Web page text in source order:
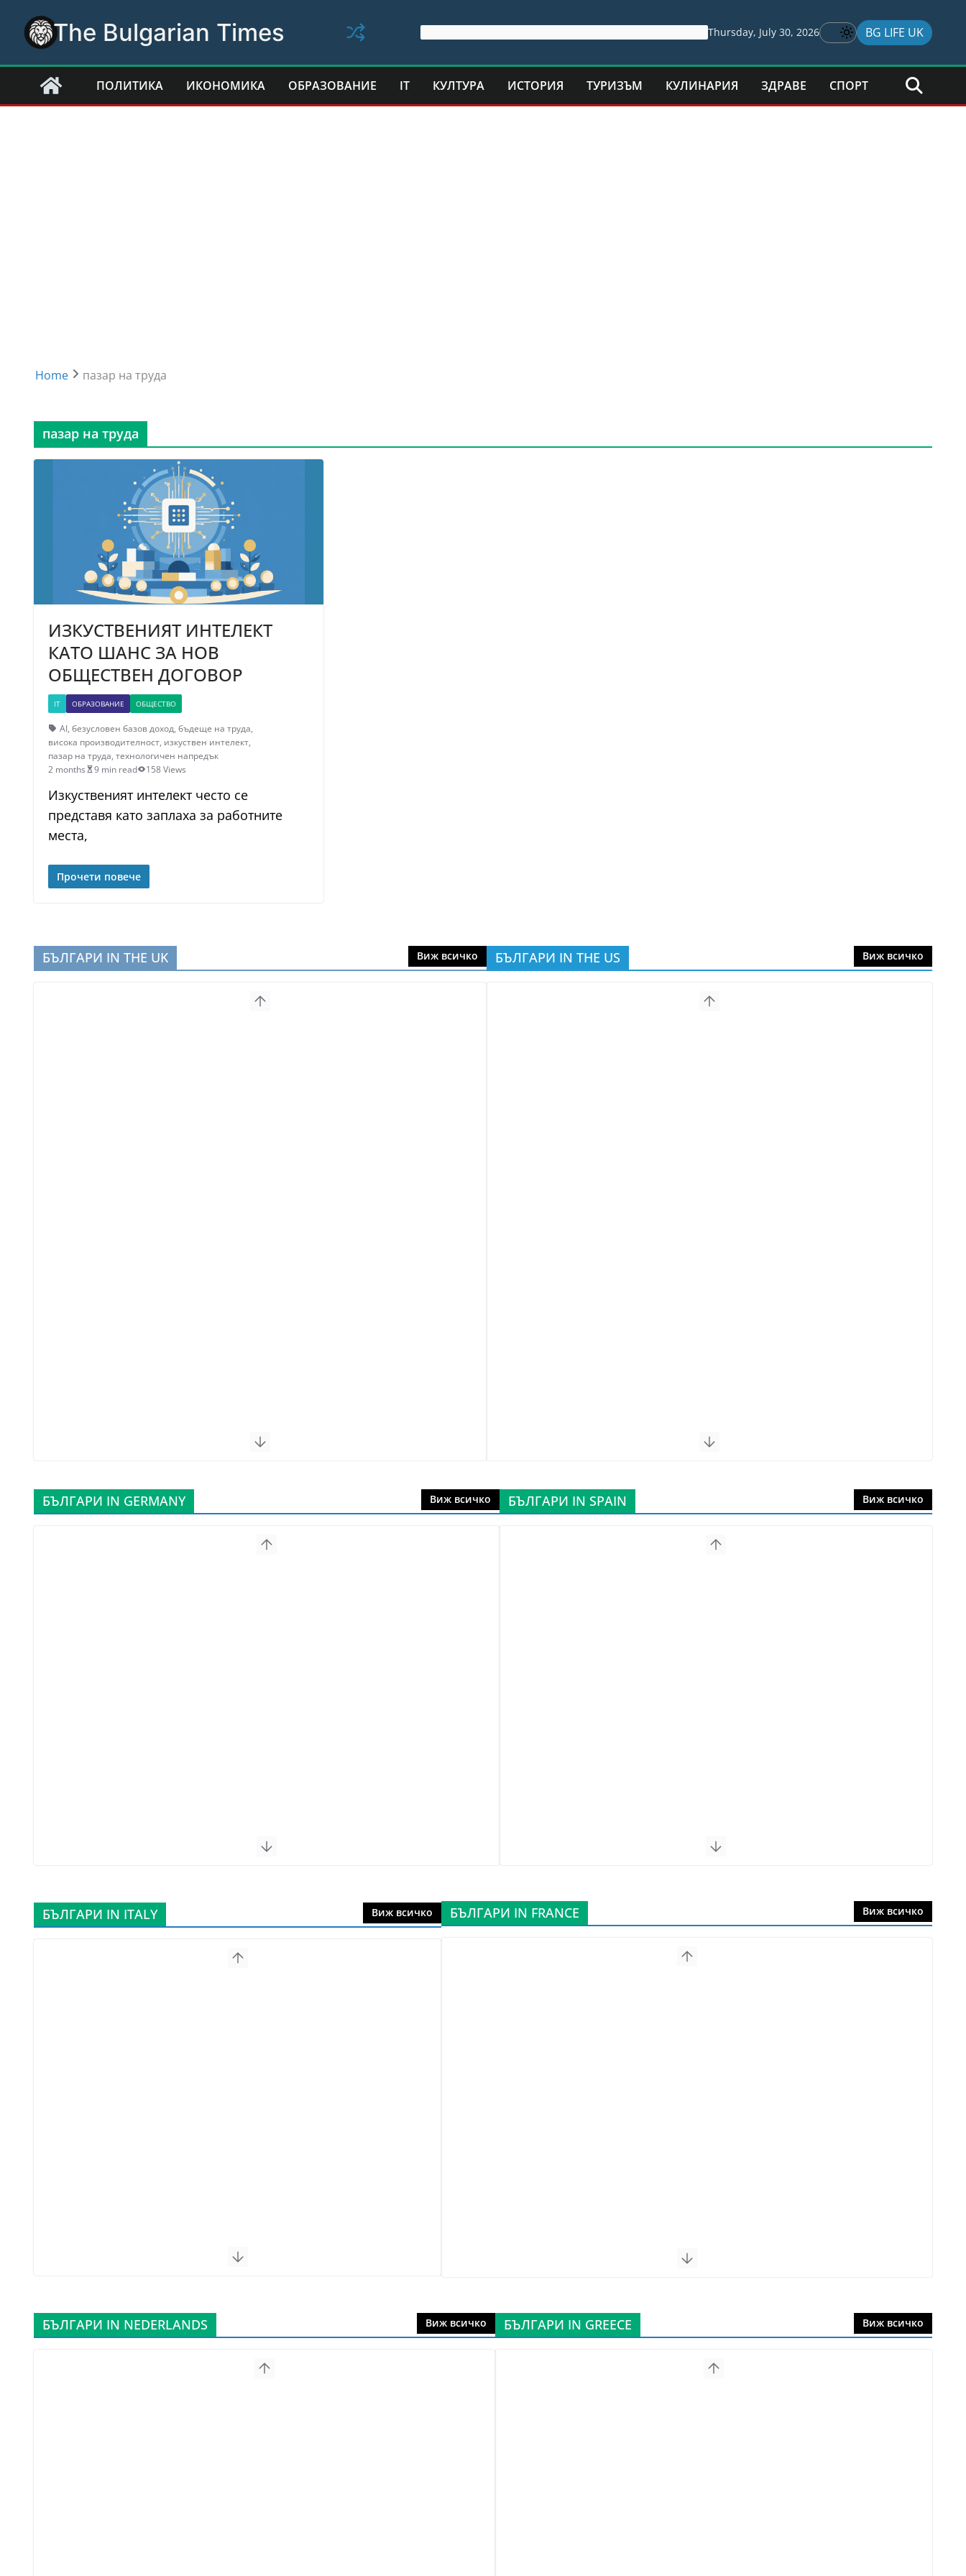
content
The Bulgarian Times Thursday, July 30, 2026 BG LIFE UK
ПОЛИТИКА ИКОНОМИКА ОБРАЗОВАНИЕ IT КУЛТУРА ИСТОРИЯ ТУРИЗЪМ КУЛИНАРИЯ ЗДРАВЕ СПОРТ
Home пазар на труда
пазар на труда
ИЗКУСТВЕНИЯТ ИНТЕЛЕКТ
КАТО ШАНС ЗА НОВ
ОБЩЕСТВЕН ДОГОВОР
IT ОБРАЗОВАНИЕ ОБЩЕСТВО
AI, безусловен базов доход, бъдеще на труда,
висока производителност, изкуствен интелект,
пазар на труда, технологичен напредък
2 months
9 min read 158 Views
Изкуственият интелект често се
представя като заплаха за работните
места,
Прочети повече
БЪЛГАРИ IN THE UK Виж всичко БЪЛГАРИ IN THE US Виж всичко
БЪЛГАРИ IN GERMANY Виж всичко БЪЛГАРИ IN SPAIN Виж всичко
БЪЛГАРИ IN ITALY Виж всичко БЪЛГАРИ IN FRANCE Виж всичко
БЪЛГАРИ IN NEDERLANDS Виж всичко БЪЛГАРИ IN GREECE Виж всичко